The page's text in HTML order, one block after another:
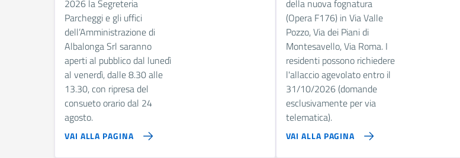
2026 la Segreteria
Parcheggi e gli uffici
dell’Amministrazione di
Albalonga Srl saranno
aperti al pubblico dal lunedì
al venerdì, dalle 8.30 alle
13.30, con ripresa del
consueto orario dal 24
agosto.
VAI ALLA PAGINA
della nuova fognatura
(Opera F176) in Via Valle
Pozzo, Via dei Piani di
Montesavello, Via Roma. I
residenti possono richiedere
l'allaccio agevolato entro il
31/10/2026 (domande
esclusivamente per via
telematica).
VAI ALLA PAGINA